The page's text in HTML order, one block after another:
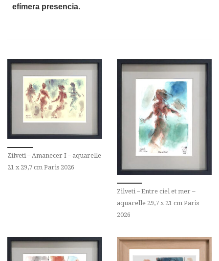
efímera presencia.
Zilveti – Amanecer I – aquarelle
21 x 29,7 cm Paris 2026
Zilveti – Entre ciel et mer –
aquarelle 29,7 x 21 cm Paris
2026